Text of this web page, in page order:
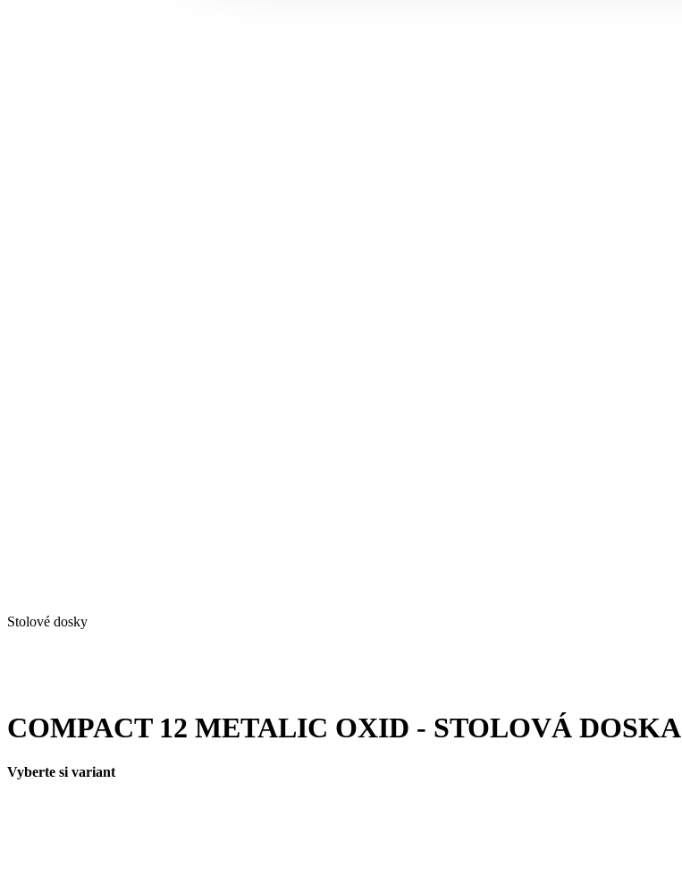
Stolové dosky
COMPACT 12 METALIC OXID - STOLOVÁ DOSKA
Vyberte si variant